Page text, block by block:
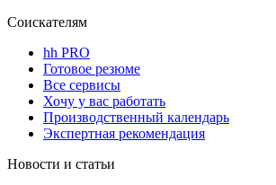
Соискателям
hh PRO
Готовое резюме
Все сервисы
Хочу у вас работать
Производственный календарь
Экспертная рекомендация
Новости и статьи